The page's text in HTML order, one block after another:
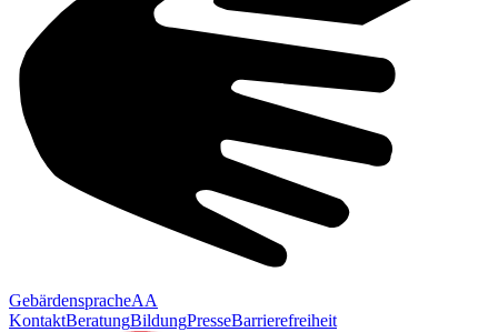
GebärdenspracheAA
KontaktBeratungBildungPresseBarrierefreiheit